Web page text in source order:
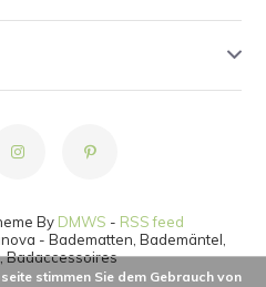
By DMWS - RSS feed
- Badematten, Bademäntel,
Badaccessoires
stimmen Sie dem Gebrauch von